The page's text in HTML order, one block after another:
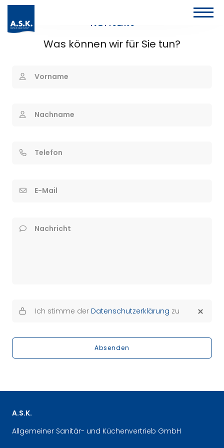
Kontakt
Was können wir für Sie tun?
Vorname
Nachname
Telefon
E-Mail
Nachricht
Ich stimme der Datenschutzerklärung zu
Absenden
A.S.K.
Allgemeiner Sanitär- und Küchenvertrieb GmbH